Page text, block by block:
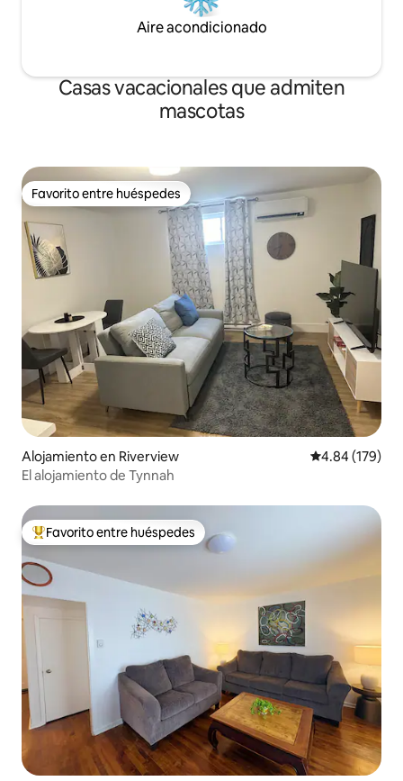
Aire acondicionado
Casas vacacionales que admiten
mascotas
Favorito entre huéspedes
Favorito entre huéspedes
Alojamiento en Riverview Calificación
4.84 (179)
El alojamiento de Tynnah
Favorito entre huéspedes preferido
Favorito entre huéspedes